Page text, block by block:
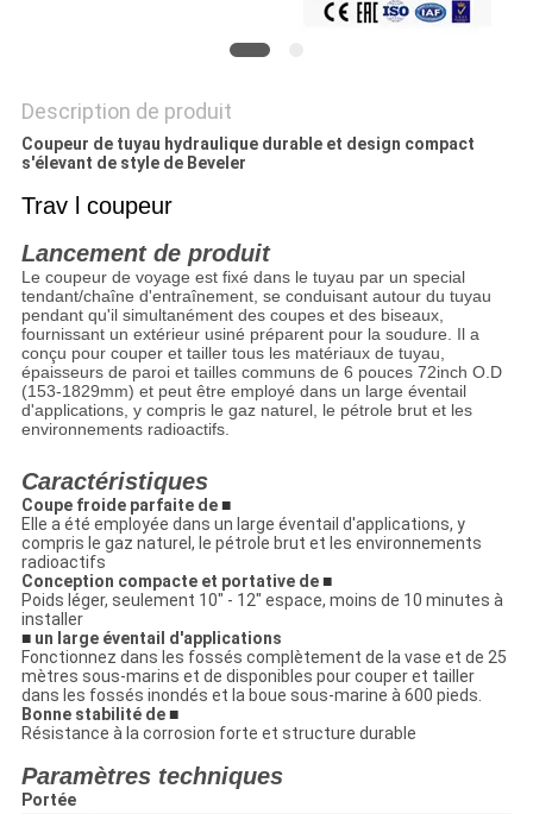
Description de produit
Coupeur de tuyau hydraulique durable et design compact
s'élevant de style de Beveler
Trav l coupeur
Lancement de produit
Le coupeur de voyage est fixé dans le tuyau par un special
tendant/chaîne d'entraînement, se conduisant autour du tuyau
pendant qu'il simultanément des coupes et des biseaux,
fournissant un extérieur usiné préparent pour la soudure. Il a
conçu pour couper et tailler tous les matériaux de tuyau,
épaisseurs de paroi et tailles communs de 6 pouces 72inch O.D
(153-1829mm) et peut être employé dans un large éventail
d'applications, y compris le gaz naturel, le pétrole brut et les
environnements radioactifs.
Caractéristiques
Coupe froide parfaite de■
Elle a été employée dans un large éventail d'applications, y
compris le gaz naturel, le pétrole brut et les environnements
radioactifs
Conception compacte et portative de■
Poids léger, seulement 10" - 12" espace, moins de 10 minutes à
installer
■un large éventail d'applications
Fonctionnez dans les fossés complètement de la vase et de 25
mètres sous-marins et de disponibles pour couper et tailler
dans les fossés inondés et la boue sous-marine à 600 pieds.
Bonne stabilité de■
Résistance à la corrosion forte et structure durable
Paramètres techniques
Portée